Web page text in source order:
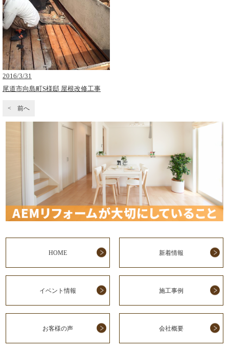
2016/3/31
尾道市向島町S様邸 屋根改修工事
< 前へ
HOME 新着情報
イベント情報 施工事例
お客様の声 会社概要